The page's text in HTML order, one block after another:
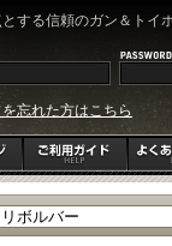
する信頼のガン＆トイ
忘れた方はこちら